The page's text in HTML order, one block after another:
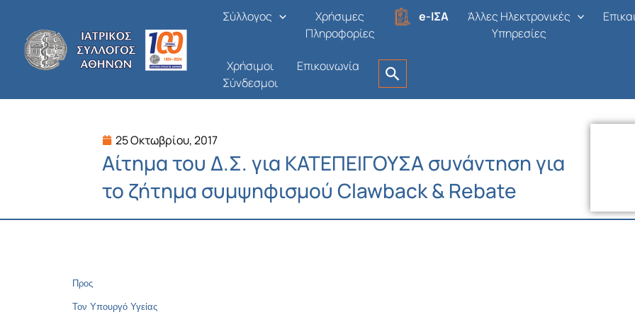
περιεχόμενο
Σύλλογος
Χρήσιμες
Πληροφορίες
e-ΙΣΑ
Άλλες Ηλεκτρονικές
Υπηρεσίες
Χρήσιμοι
Σύνδεσμοι
Επικοινωνία
25 Οκτωβρίου, 2017
Αίτημα του Δ.Σ. για ΚΑΤΕΠΕΙΓΟΥΣΑ συνάντηση για
το ζήτημα συμψηφισμού Clawback & Rebate
Προς
Τον Υπουργό Υγείας